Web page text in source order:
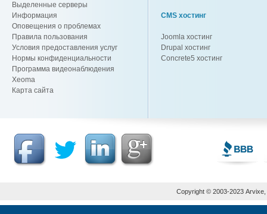
Выделенные серверы
Информация
Оповещения о проблемах
Правила пользования
Условия предоставления услуг
Нормы конфиденциальности
Программа видеонаблюдения
Xeoma
Карта сайта
CMS хостинг
Joomla хостинг
Drupal хостинг
Concrete5 хостинг
Copyright © 2003-2023